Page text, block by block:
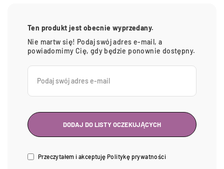
Ten produkt jest obecnie wyprzedany.
Nie martw się! Podaj swój adres e-mail, a
powiadomimy Cię, gdy będzie ponownie dostępny.
Przeczytałem i akceptuję Politykę prywatności